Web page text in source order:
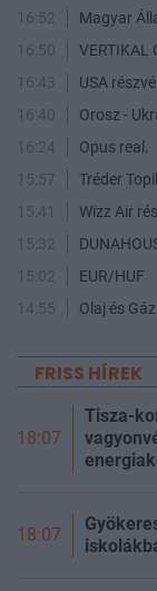
16:52
Magyar
16:50
VERTIKAL
16:43
USA
16:40
Orosz -
16:24
Opus real.
15:57
Tréder
15:41
Wizz Air
15:32
15:02
EUR/HUF
14:55
Olaj és Gáz
FRISS HÍREK
18:07
Tisza-
18:07